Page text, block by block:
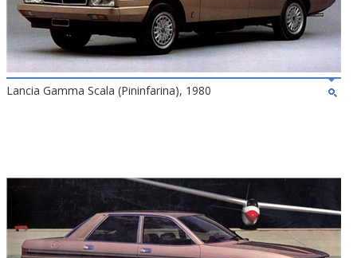
Lancia Gamma Scala (Pininfarina), 1980